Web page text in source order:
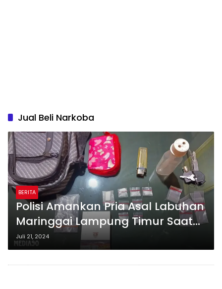
Jual Beli Narkoba
BERITA
Polisi Amankan Pria Asal Labuhan
Maringgai Lampung Timur Saat
Hendak Melakukan Transaksi
Narkoba
Juli 21, 2024